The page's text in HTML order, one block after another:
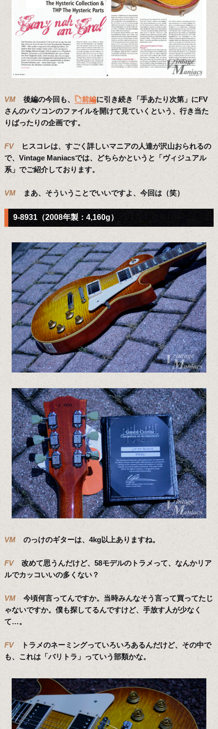
VM 後編の今回も、 前編に引き続き「手あたり次第」にFV
さんのパソコンのファイルを開けて見ていくという、行き当た
りばったりの企画です。
FV
ヒスコレは、すごく詳しいマニアの人達が沢山おられるの
で、Vintage Maniacsでは、どちらかというと「ヴィジュアル
系」でご紹介しております。
VM まあ、そういうことでいいですよ、今回は（笑）
9-8931（2008年製：4,160g）
VM のっけのギターは、4kg以上ありますね。
FV
改めて思うんだけど、58モデルのトラメって、なんかリア
ルでカッコいいの多くない？
VM
今頃何言ってんですか。当時みんなそう言って買ってたじ
ゃないですか。僕も探してるんですけど、手放す人が少なく
て…。
FV
トラメのネーミングっていろいろあるんだけど、その中で
も、これは「バリトラ」っていう部類かな。